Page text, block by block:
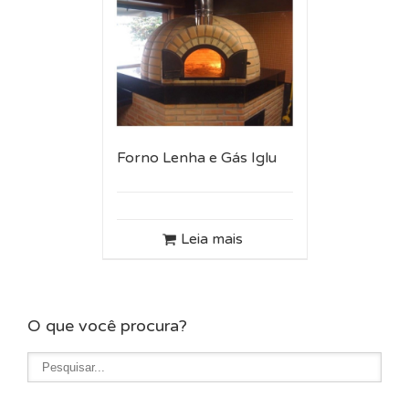
Forno Lenha e Gás Iglu
Leia mais
O que você procura?